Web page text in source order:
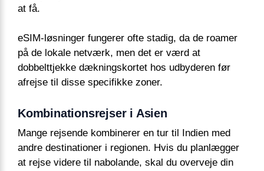
at få.
eSIM-løsninger fungerer ofte stadig, da de roamer
på de lokale netværk, men det er værd at
dobbelttjekke dækningskortet hos udbyderen før
afrejse til disse specifikke zoner.
Kombinationsrejser i Asien
Mange rejsende kombinerer en tur til Indien med
andre destinationer i regionen. Hvis du planlægger
at rejse videre til nabolande, skal du overveje din